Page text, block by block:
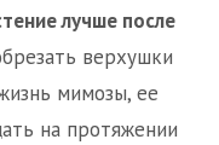
лучше после
верхушки
мимозы, ее
на протяжении